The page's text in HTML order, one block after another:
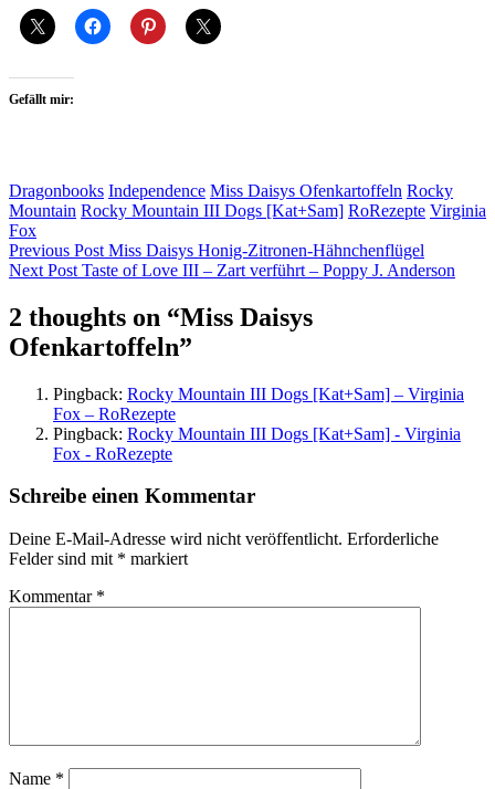
Gefällt mir:
Dragonbooks Independence Miss Daisys Ofenkartoffeln Rocky
Mountain Rocky Mountain III Dogs [Kat+Sam] RoRezepte Virginia
Fox
Beitragsnavigation
Previous Post Miss Daisys Honig-Zitronen-Hähnchenflügel
Next Post Taste of Love III – Zart verführt – Poppy J. Anderson
2 thoughts on “Miss Daisys
Ofenkartoffeln”
Pingback: Rocky Mountain III Dogs [Kat+Sam] – Virginia
Fox – RoRezepte
Pingback: Rocky Mountain III Dogs [Kat+Sam] - Virginia
Fox - RoRezepte
Schreibe einen Kommentar
Deine E-Mail-Adresse wird nicht veröffentlicht. Erforderliche
Felder sind mit * markiert
Kommentar *
Name *